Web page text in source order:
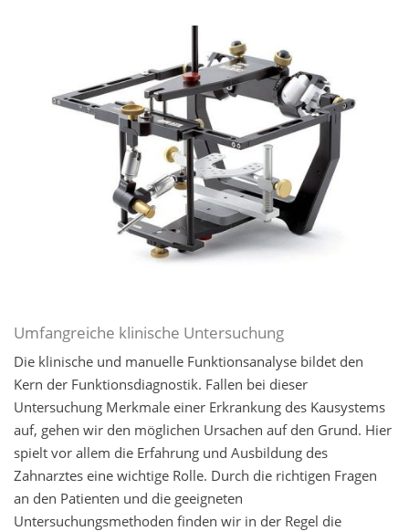
Umfangreiche klinische Untersuchung
Die klinische und manuelle Funktionsanalyse bildet den
Kern der Funktionsdiagnostik. Fallen bei dieser
Untersuchung Merkmale einer Erkrankung des Kausystems
auf, gehen wir den möglichen Ursachen auf den Grund. Hier
spielt vor allem die Erfahrung und Ausbildung des
Zahnarztes eine wichtige Rolle. Durch die richtigen Fragen
an den Patienten und die geeigneten
Untersuchungsmethoden finden wir in der Regel die